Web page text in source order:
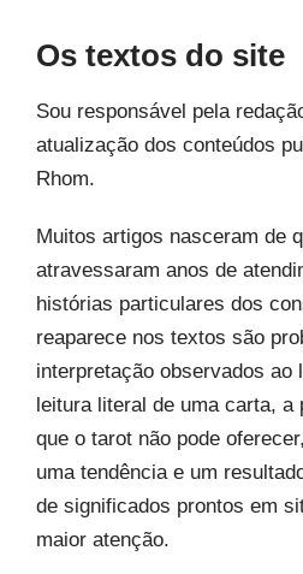
Os textos do site
Sou responsável pela
atualização dos conteúdos
Rhom.
Muitos artigos nasceram de
atravessaram anos de
histórias particulares dos
reaparece nos textos são
interpretação observados ao
leitura literal de uma carta, a
que o tarot não pode
uma tendência e um
de significados prontos em
maior atenção.